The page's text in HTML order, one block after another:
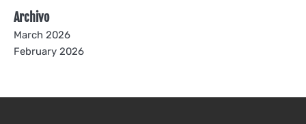
Archivo
March 2026
February 2026